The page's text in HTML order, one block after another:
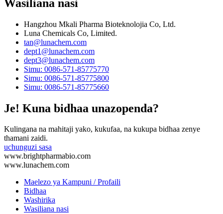
Wasiliana nasi
Hangzhou Mkali Pharma Bioteknolojia Co, Ltd.
Luna Chemicals Co, Limited.
tan@lunachem.com
dept1@lunachem.com
dept3@lunachem.com
Simu: 0086-571-85775770
Simu: 0086-571-85775800
Simu: 0086-571-85775660
Je! Kuna bidhaa unazopenda?
Kulingana na mahitaji yako, kukufaa, na kukupa bidhaa zenye
thamani zaidi.
uchunguzi sasa
www.brightpharmabio.com
www.lunachem.com
Maelezo ya Kampuni / Profaili
Bidhaa
Washirika
Wasiliana nasi